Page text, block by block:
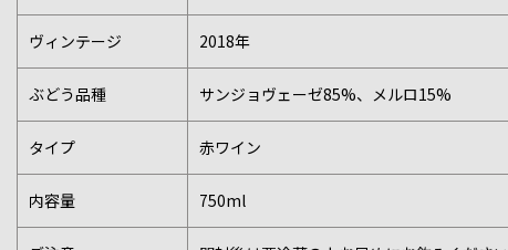
ヴィンテージ 2018年
ぶどう品種 サンジョヴェーゼ85%、メルロ15%
タイプ 赤ワイン
内容量 750ml